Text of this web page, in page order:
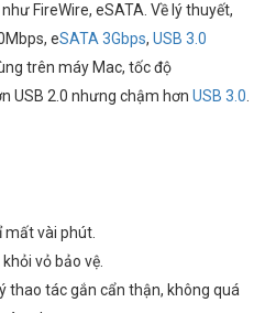
FireWire, eSATA. Về lý thuyết,
eSATA 3Gbps, USB 3.0
trên máy Mac, tốc độ
USB 2.0 nhưng chậm hơn USB 3.0.
mất vài phút.
vỏ bảo vệ.
thao tác gắn cẩn thận, không quá